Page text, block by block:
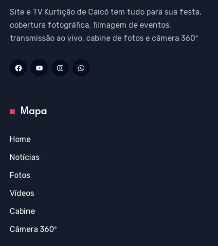
Site e TV Kurtição de Caicó tem tudo para sua festa,
cobertura fotográfica, filmagem de eventos,
transmissão ao vivo, cabine de fotos e câmera 360º
Mapa
Home
Notícias
Fotos
Vídeos
Cabine
Câmera 360º